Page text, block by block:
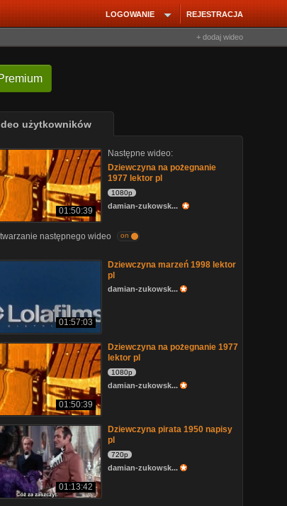
REJESTRACJA
LOGOWANIE
+ dodaj wideo
użytkowników
01:50:39
Następne wideo:
Dziewczyna na pożegnanie
1977 lektor pl
1080p
damian-zukowsk...
następnego wideo on
01:57:03
Dziewczyna marzeń 1998 lektor
pl
damian-zukowsk...
01:50:39
Dziewczyna na pożegnanie 1977
lektor pl
1080p
damian-zukowsk...
01:13:42
Dziewczyna pirata 1950 napisy
pl
720p
damian-zukowsk...